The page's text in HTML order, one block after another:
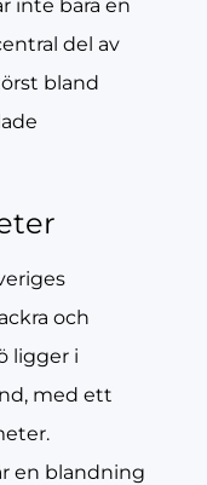
inte bara en
del av
bland
och
ligger i
med ett
en blandning